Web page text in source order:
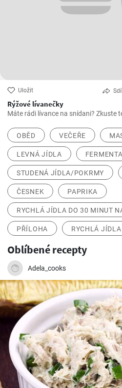
Uložit
Rýžové lívanečky
Máte rádi lívance na snídani? Zkuste
OBĚD VEČEŘE
LEVNÁ JÍDLA
STUDENÁ JÍDLA/POKRMY
ČESNEK PAPRIKA
RYCHLÁ JÍDLA DO 30 MINUT
PŘÍLOHA RYCHLÁ JÍDLA
Oblíbené recepty
Adela_cooks